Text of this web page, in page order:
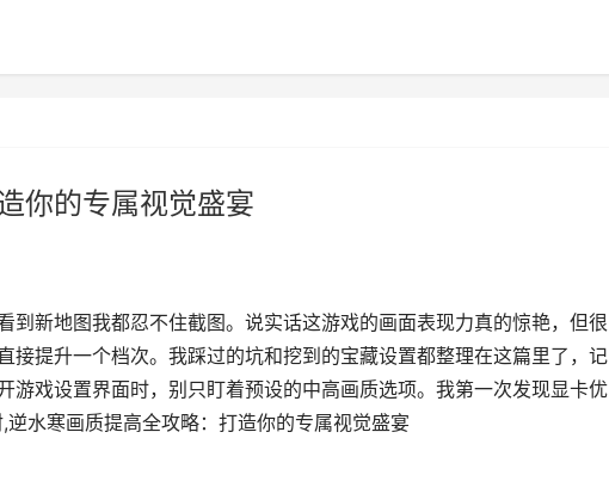
你的专属视觉盛宴
到新地图我都忍不住截图。说实话这游戏的画面表现力真的惊艳，但很
接提升一个档次。我踩过的坑和挖到的宝藏设置都整理在这篇里了，记
游戏设置界面时，别只盯着预设的中高画质选项。我第一次发现显卡优
水寒画质提高全攻略：打造你的专属视觉盛宴